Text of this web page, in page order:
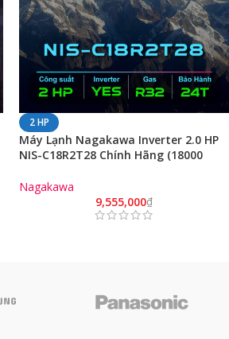
2 HP
Máy Lạnh Nagakawa Inverter 2.0 HP
NIS-C18R2T28 Chính Hãng (18000
Nagakawa
9,555,000₫